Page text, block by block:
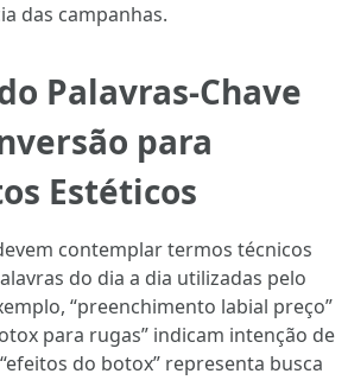
das campanhas.
Palavras-Chave
para
Estéticos
contemplar termos técnicos
do dia a dia utilizadas pelo
“preenchimento labial preço”
para rugas” indicam intenção de
do botox” representa busca